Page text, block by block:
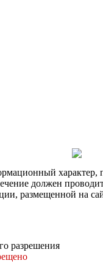
характер,
должен
размещенной на
разрешения